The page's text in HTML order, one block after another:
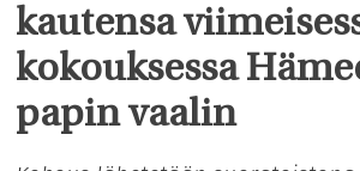
Apua & tukea
Tule mukaan
Hautausmaa
kautensa
kokouksessa
papin vaalin